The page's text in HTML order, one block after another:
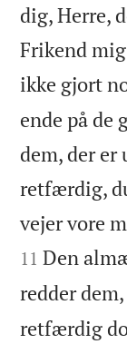
dig, Herre,
Frikend
ikke gjort
ende på de
dem, der er
retfærdig,
vejer vore
11 Den
redder
retfærdig